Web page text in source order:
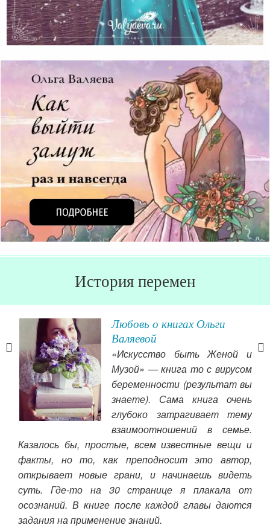
Что Самое Важное В Своей Жизни Вы Отложили На
Завтра?
История перемен
Любовь о книгах Ольги
Валяевой
«Искусство быть Женой и
Музой» — книга то с вирусом
беременности (результат вы
знаете). Сама книга очень
глубоко затрагивает тему
взаимоотношений в семье.
Казалось бы, простые, всем известные вещи и
факты, но то, как преподносит это автор,
открывает новые грани, и начинаешь видеть
суть. Где-то на 30 странице я плакала от
осознаний. В книге после каждой главы даются
задания на применение знаний.